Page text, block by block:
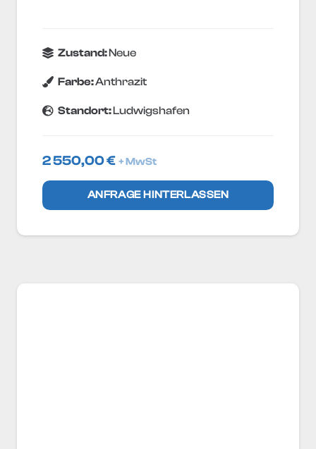
Zustand:Neue
Farbe:Anthrazit
Standort:Ludwigshafen
2 550,00€ + MwSt
ANFRAGE HINTERLASSEN